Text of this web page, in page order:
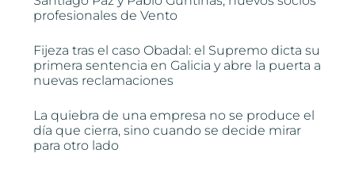
profesionales de Vento
Fijeza tras el caso Obadal: el Supremo dicta su
primera sentencia en Galicia y abre la puerta a
nuevas reclamaciones
La quiebra de una empresa no se produce el
día que cierra, sino cuando se decide mirar
para otro lado